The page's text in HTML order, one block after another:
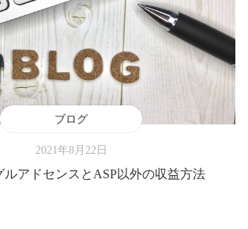
ブログ
2021年8月22日
ルアドセンスとASP以外の収益方法